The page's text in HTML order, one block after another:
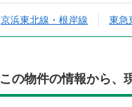
京浜東北線・根岸線 東急
この物件の情報から、